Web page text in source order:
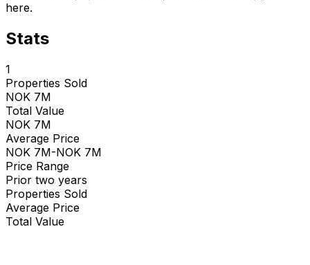
here.
Stats
1
Properties Sold
NOK 7M
Total Value
NOK 7M
Average Price
NOK 7M-NOK 7M
Price Range
Prior two years
Properties Sold
Average Price
Total Value